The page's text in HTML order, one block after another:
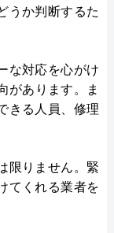
うか判断するた
な対応を心がけ
があります。ま
きる人員、修理
限りません。緊
てくれる業者を